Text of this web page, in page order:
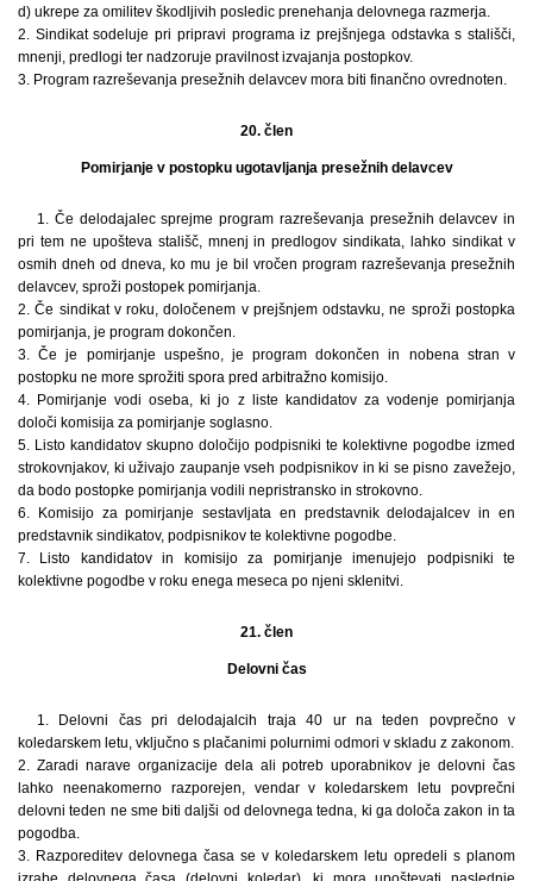
d) ukrepe za omilitev škodljivih posledic prenehanja delovnega razmerja.
2. Sindikat sodeluje pri pripravi programa iz prejšnjega odstavka s stališči,
mnenji, predlogi ter nadzoruje pravilnost izvajanja postopkov.
3. Program razreševanja presežnih delavcev mora biti finančno ovrednoten.
20. člen
Pomirjanje v postopku ugotavljanja presežnih delavcev
1. Če delodajalec sprejme program razreševanja presežnih delavcev in
pri tem ne upošteva stališč, mnenj in predlogov sindikata, lahko sindikat v
osmih dneh od dneva, ko mu je bil vročen program razreševanja presežnih
delavcev, sproži postopek pomirjanja.
2. Če sindikat v roku, določenem v prejšnjem odstavku, ne sproži postopka
pomirjanja, je program dokončen.
3. Če je pomirjanje uspešno, je program dokončen in nobena stran v
postopku ne more sprožiti spora pred arbitražno komisijo.
4. Pomirjanje vodi oseba, ki jo z liste kandidatov za vodenje pomirjanja
določi komisija za pomirjanje soglasno.
5. Listo kandidatov skupno določijo podpisniki te kolektivne pogodbe izmed
strokovnjakov, ki uživajo zaupanje vseh podpisnikov in ki se pisno zavežejo,
da bodo postopke pomirjanja vodili nepristransko in strokovno.
6. Komisijo za pomirjanje sestavljata en predstavnik delodajalcev in en
predstavnik sindikatov, podpisnikov te kolektivne pogodbe.
7. Listo kandidatov in komisijo za pomirjanje imenujejo podpisniki te
kolektivne pogodbe v roku enega meseca po njeni sklenitvi.
21. člen
Delovni čas
1. Delovni čas pri delodajalcih traja 40 ur na teden povprečno v
koledarskem letu, vključno s plačanimi polurnimi odmori v skladu z zakonom.
2. Zaradi narave organizacije dela ali potreb uporabnikov je delovni čas
lahko neenakomerno razporejen, vendar v koledarskem letu povprečni
delovni teden ne sme biti daljši od delovnega tedna, ki ga določa zakon in ta
pogodba.
3. Razporeditev delovnega časa se v koledarskem letu opredeli s planom